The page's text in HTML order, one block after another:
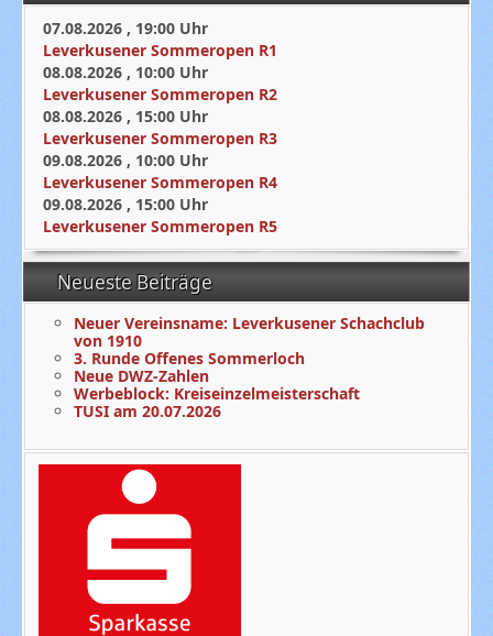
07.08.2026 , 19:00 Uhr
Leverkusener Sommeropen R1
08.08.2026 , 10:00 Uhr
Leverkusener Sommeropen R2
08.08.2026 , 15:00 Uhr
Leverkusener Sommeropen R3
09.08.2026 , 10:00 Uhr
Leverkusener Sommeropen R4
09.08.2026 , 15:00 Uhr
Leverkusener Sommeropen R5
Neueste Beiträge
Neuer Vereinsname: Leverkusener Schachclub
von 1910
3. Runde Offenes Sommerloch
Neue DWZ-Zahlen
Werbeblock: Kreiseinzelmeisterschaft
TUSI am 20.07.2026